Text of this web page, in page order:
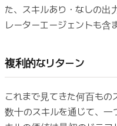
た、スキルあり・なしの出
レーターエージェントも含
複利的なリターン
これまで見てきた何百もの
数十のスキルを通じて、一